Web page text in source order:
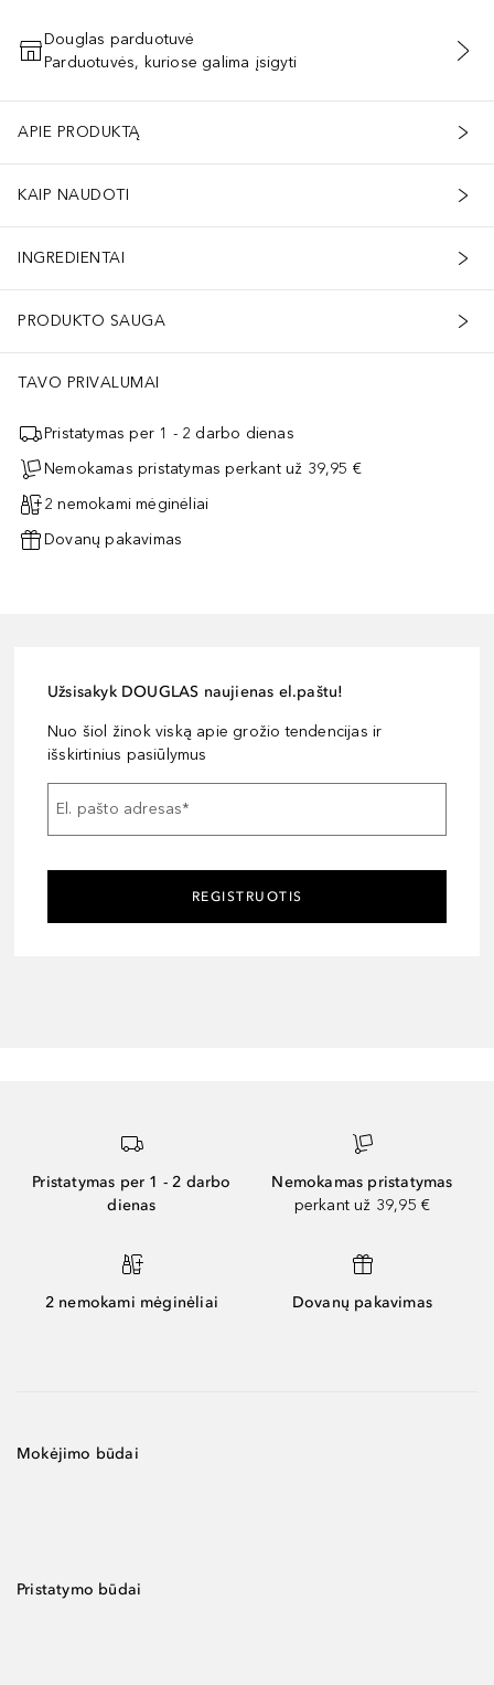
PRIDĖTI Į KREPŠELĮ
Douglas parduotuvė
Parduotuvės, kuriose galima įsigyti
APIE PRODUKTĄ
KAIP NAUDOTI
INGREDIENTAI
PRODUKTO SAUGA
TAVO PRIVALUMAI
Pristatymas per 1 - 2 darbo dienas
Nemokamas pristatymas perkant už 39,95 €
2 nemokami mėginėliai
Dovanų pakavimas
Užsisakyk DOUGLAS naujienas el.paštu!
Nuo šiol žinok viską apie grožio tendencijas ir
išskirtinius pasiūlymus
El. pašto adresas*
REGISTRUOTIS
Pristatymas per 1 - 2 darbo
dienas
Nemokamas pristatymas
perkant už 39,95 €
2 nemokami mėginėliai Dovanų pakavimas
Mokėjimo būdai
Pristatymo būdai